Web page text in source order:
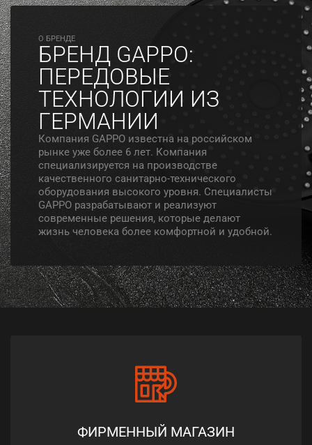
O БРЕНДЕ
БРЕНД GAPPO:
ПЕРЕДОВЫЕ
ТЕХНОЛОГИИ ИЗ
ГЕРМАНИИ
Компания GAPPO известна на российском
рынке уже более 6 лет. Компания
специализируется на производстве
качественного санитарно-технического
оборудования высокого уровня. Специалисты
GAPPO разрабатывают и реализуют
современные решения, которые делают
жизнь человека более комфортной и удобной.
ФИРМЕННЫЙ МАГАЗИН